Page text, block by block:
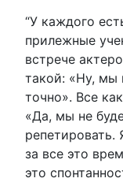
“У каждого
прилежные
встрече
такой: «Ну, мы
точно». Все
«Да, мы не
за все это
это